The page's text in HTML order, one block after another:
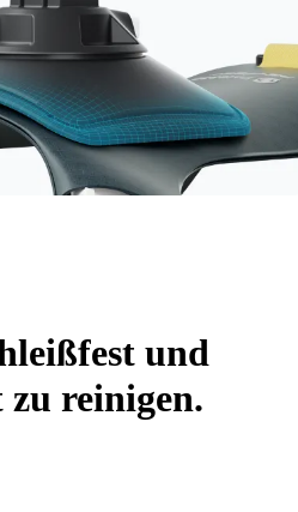
und
zu reinigen.